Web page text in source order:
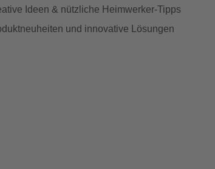
Ideen & nützliche Heimwerker-Tipps
und innovative Lösungen